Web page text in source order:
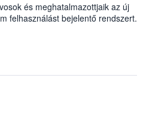
és meghatalmazottjaik az új
felhasználást bejelentő rendszert.
készítmények
ütemének lezárásakor tölthetik